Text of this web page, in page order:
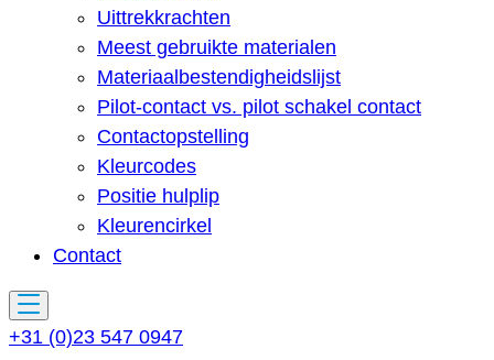
Uittrekkrachten
Meest gebruikte materialen
Materiaalbestendigheidslijst
Pilot-contact vs. pilot schakel contact
Contactopstelling
Kleurcodes
Positie hulplip
Kleurencirkel
Contact
+31 (0)23 547 0947